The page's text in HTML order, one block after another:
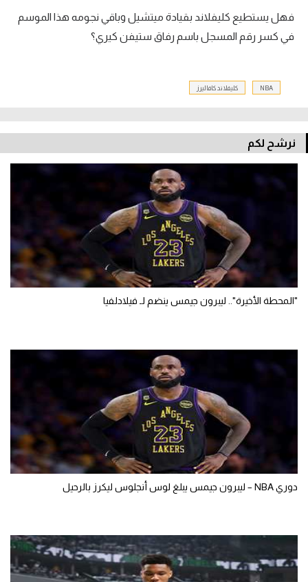
كويز في الجول
فيديو في الجول
فهل يستطيع كليفلاند بقيادة ميتشيل وباقي نجومه هذا الموسم
في كسر رقم المسجل باسم رفاق ستيفن كيري؟
NBA كليفلاند كافاليرز
نرشح لكم
"المحطة الأخيرة".. ليبرون جيمس ينضم لـ فيلادلفيا
دوري NBA – ليبرون جيمس يبلغ لوس أنجلوس ليكرز بالرحيل